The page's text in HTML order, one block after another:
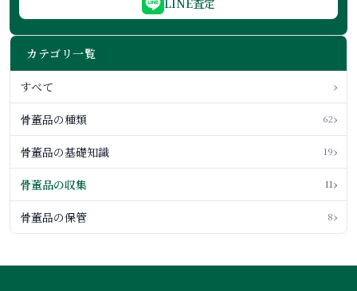
カテゴリ一覧
すべて ›
骨董品の種類 62›
骨董品の基礎知識 19›
骨董品の収集 11›
骨董品の保管 8›